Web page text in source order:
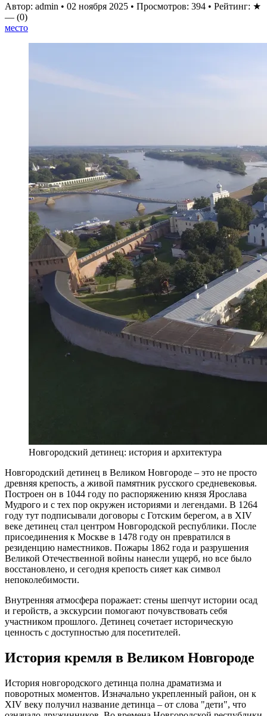
Автор: admin • 02 ноября 2025 • Просмотров: 394 • Рейтинг: ★
— (0)
место
Новгородский детинец: история и архитектура
Новгородский детинец в Великом Новгороде – это не просто
древняя крепость, а живой памятник русского средневековья.
Построен он в 1044 году по распоряжению князя Ярослава
Мудрого и с тех пор окружен историями и легендами. В 1264
году тут подписывали договоры с Готским берегом, а в XIV
веке детинец стал центром Новгородской республики. После
присоединения к Москве в 1478 году он превратился в
резиденцию наместников. Пожары 1862 года и разрушения
Великой Отечественной войны нанесли ущерб, но все было
восстановлено, и сегодня крепость сияет как символ
непоколебимости.
Внутренняя атмосфера поражает: стены шепчут истории осад
и геройств, а экскурсии помогают почувствовать себя
участником прошлого. Детинец сочетает историческую
ценность с доступностью для посетителей.
История кремля в Великом Новгороде
История новгородского детинца полна драматизма и
поворотных моментов. Изначально укрепленный район, он к
XIV веку получил название детинца – от слова "дети", что